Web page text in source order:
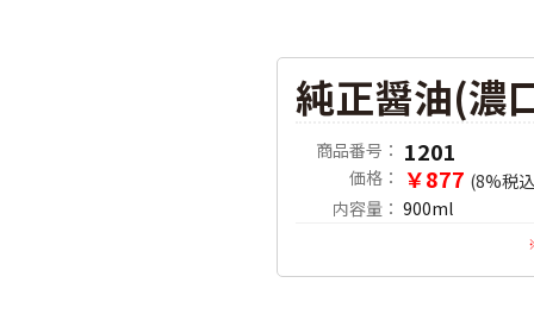
純正醤油(濃
商品番号： 1201
価格： ￥877 (8%税
内容量： 900ml